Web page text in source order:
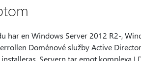
har en Windows Server 2012 R2-,
Doménové služby Active
installeras. Servern tar emot komplexa